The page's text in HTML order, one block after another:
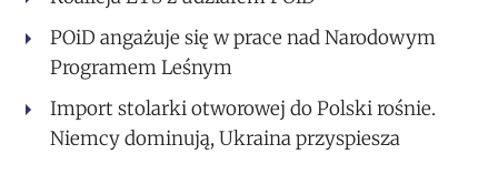
POiD angażuje się w prace nad Narodowym
Programem Leśnym
Import stolarki otworowej do Polski rośnie.
Niemcy dominują, Ukraina przyspiesza